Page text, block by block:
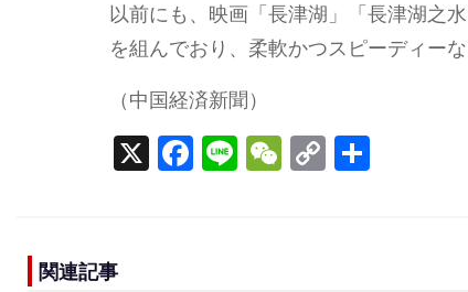
以前にも、映画「長津湖」「長津湖之
を組んでおり、柔軟かつスピーディー
（中国経済新聞）
X F
a
Li
n
W
e
C
o
関連記事